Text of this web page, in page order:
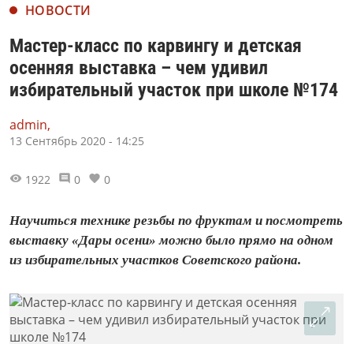
НОВОСТИ
Мастер-класс по карвингу и детская
осенняя выставка – чем удивил
избирательный участок при школе №174
admin,
13 Сентябрь 2020 - 14:25
1922 0 0
Научиться технике резьбы по фруктам и посмотреть
выставку «Дары осени» можно было прямо на одном
из избирательных участков Советского района.